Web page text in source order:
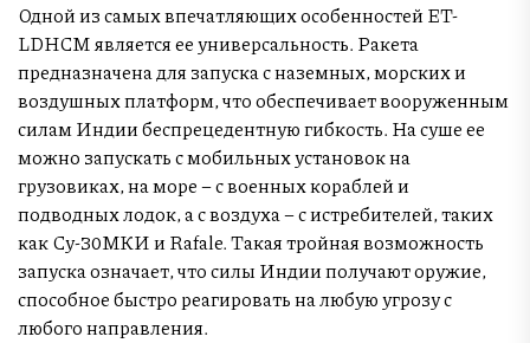
Одной из самых впечатляющих особенностей ET-
LDHCM является ее универсальность. Ракета
предназначена для запуска с наземных, морских и
воздушных платформ, что обеспечивает вооруженным
силам Индии беспрецедентную гибкость. На суше ее
можно запускать с мобильных установок на
грузовиках, на море – с военных кораблей и
подводных лодок, а с воздуха – с истребителей, таких
как Су-30МКИ и Rafale. Такая тройная возможность
запуска означает, что силы Индии получают оружие,
способное быстро реагировать на любую угрозу с
любого направления.